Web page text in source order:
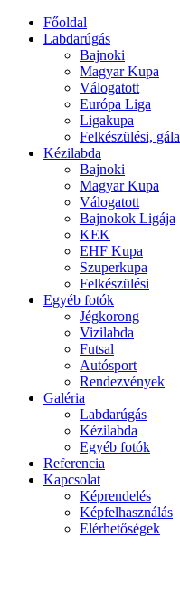
Főoldal
Labdarúgás
Bajnoki
Magyar Kupa
Válogatott
Európa Liga
Ligakupa
Felkészülési, gála
Kézilabda
Bajnoki
Magyar Kupa
Válogatott
Bajnokok Ligája
KEK
EHF Kupa
Szuperkupa
Felkészülési
Egyéb fotók
Jégkorong
Vizilabda
Futsal
Autósport
Rendezvények
Galéria
Labdarúgás
Kézilabda
Egyéb fotók
Referencia
Kapcsolat
Képrendelés
Képfelhasználás
Elérhetőségek